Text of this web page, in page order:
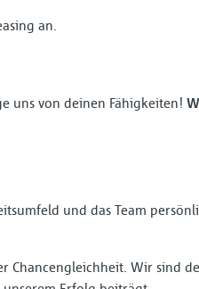
an.
uns von deinen Fähigkeiten!
und das Team
Chancengleichheit. Wir sind